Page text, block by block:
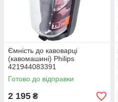
Ємність до кавоварці
(кавомашині) Philips
421944083391
Готово до відправки
2 195 ₴